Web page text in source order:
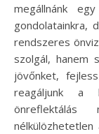
megállnánk
gondolatainkra,
rendszeres
szolgál, hanem
jövőnket,
reagáljunk a